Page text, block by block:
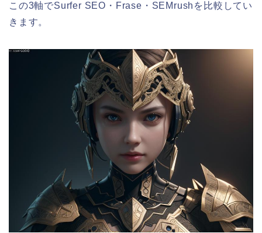
この3軸でSurfer SEO・Frase・SEMrushを比較してい
きます。